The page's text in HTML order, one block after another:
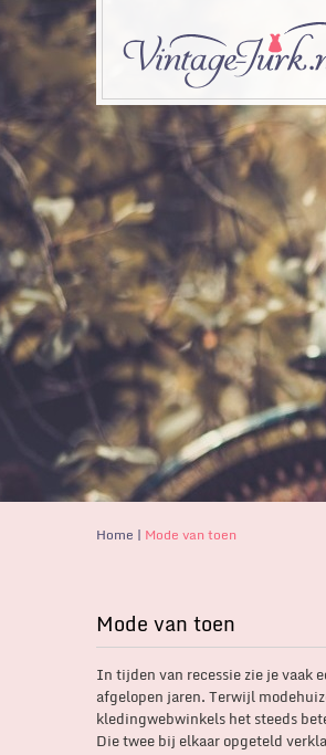
Home | Mode van toen
Mode van toen
In tijden van recessie zie je vaak
afgelopen jaren. Terwijl
kledingwebwinkels het steeds
Die twee bij elkaar opgeteld